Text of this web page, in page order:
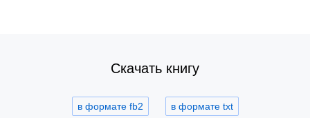
Скачать книгу
в формате fb2 в формате txt